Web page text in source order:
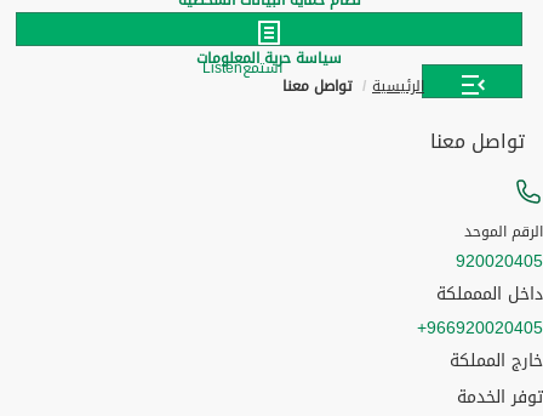
سياسة حرية المعلومات
الرئيسية
تواصل معنا
استمعListen
تواصل معنا
الرقم الموحد
920020405
داخل الممملكة
966920020405+
خارج المملكة
توفر الخدمة